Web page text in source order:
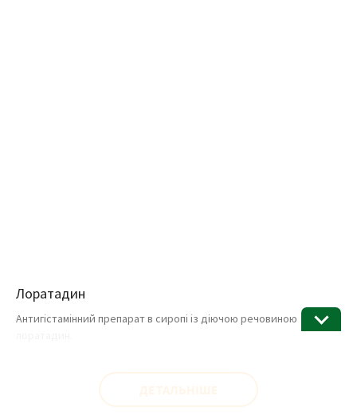
Лоратадин
Антигістамінний препарат в сиропі із діючою речовиною